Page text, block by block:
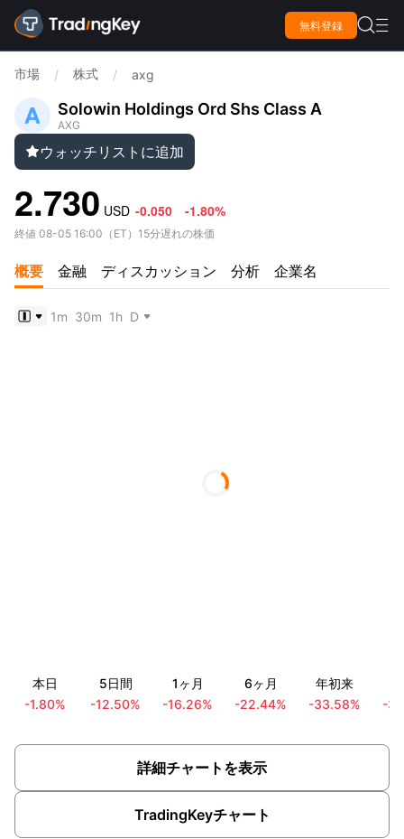
無料登録  
市場 / 株式 / axg
Solowin Holdings Ord Shs Class A
AXG
ウォッチリストに追加
2.730 USD -0.050 -1.80%
終値 08-05 16:00 （ ET ） 15分遅れの株価
概要 金融 ディスカッション 分析 企業名
詳細チャートを表示
TradingKeyチャート
1m 30m 1h D
本日
-1.80%
5日間
-12.50%
1ヶ月
-16.26%
6ヶ月
-22.44%
年初来
-33.58%
-